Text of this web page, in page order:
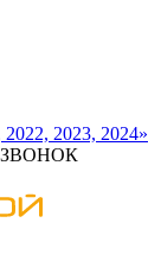
2023, 2024»